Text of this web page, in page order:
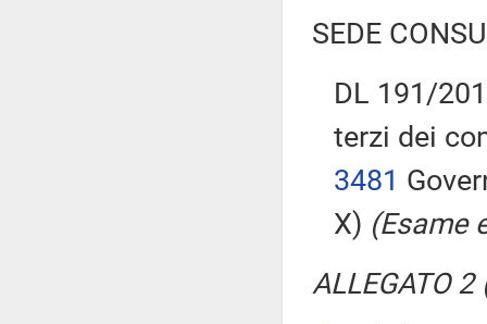
SEDE
DL 191/
terzi dei
3481
X) (Esame
ALLEGATO